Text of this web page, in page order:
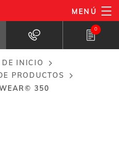
MENÚ
0
AÑADIR A MI LISTA
DE INICIO
PRODUCTOS
350